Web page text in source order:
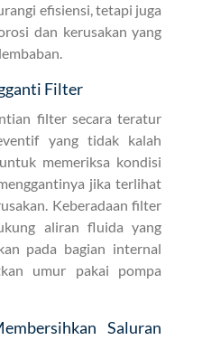
efisiensi, tetapi juga
dan kerusakan yang
Filter
filter secara teratur
yang tidak kalah
memeriksa kondisi
jika terlihat
Keberadaan filter
aliran fluida yang
pada bagian internal
umur pakai pompa
Saluran